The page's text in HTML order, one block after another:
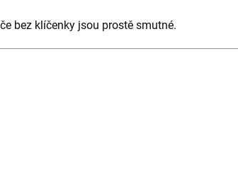
bez klíčenky jsou prostě smutné.